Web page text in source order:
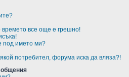
времето все още е грешно!
под името ми?
потребител, форума иска да вляза?!